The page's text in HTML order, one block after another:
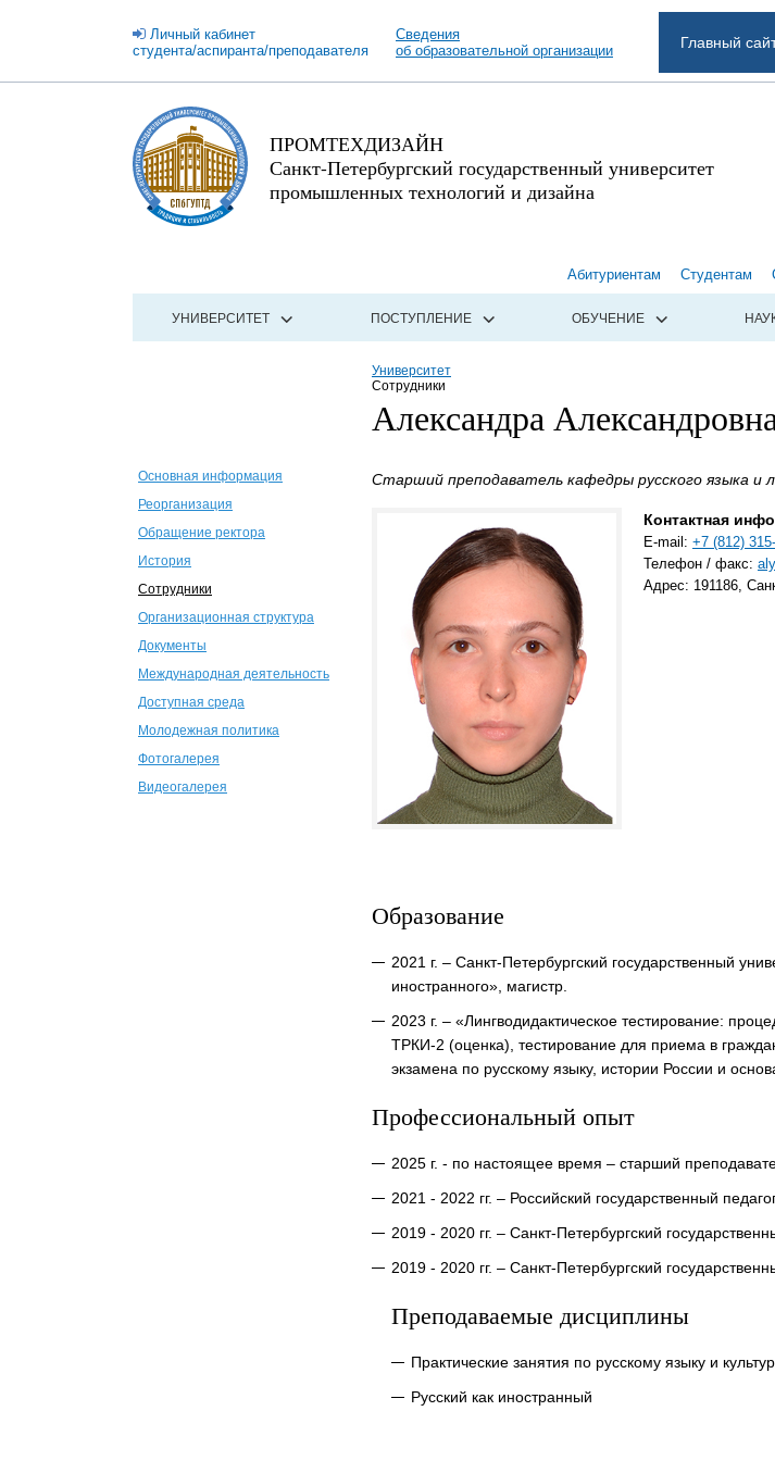
Личный кабинет
студента/аспиранта/преподавателя
Сведения
об образовательной организации
Главный
ПРОМТЕХДИЗАЙН
Санкт-Петербургский государственный университет
промышленных технологий и дизайна
Абитуриентам Студентам
УНИВЕРСИТЕТ ПОСТУПЛЕНИЕ ОБУЧЕНИЕ
Университет
Сотрудники
Александра
Основная информация
Реорганизация
Обращение ректора
История
Сотрудники
Организационная структура
Документы
Международная деятельность
Доступная среда
Молодежная политика
Фотогалерея
Видеогалерея
Старший преподаватель кафедры русского языка и
Контактная
E-mail: +7 (812)
Телефон / факс:
Адрес: 191186,
Образование
2021 г. – Санкт-Петербургский государственный
иностранного», магистр.
2023 г. – «Лингводидактическое тестирование:
ТРКИ-2 (оценка), тестирование для приема в
экзамена по русскому языку, истории России и
Профессиональный опыт
2025 г. - по настоящее время – старший
2021 - 2022 гг. – Российский государственный
2019 - 2020 гг. – Санкт-Петербургский
2019 - 2020 гг. – Санкт-Петербургский
Преподаваемые дисциплины
Практические занятия по русскому языку и
Русский как иностранный